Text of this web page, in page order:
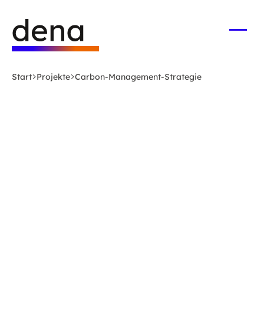
Hauptinhalt
springen
Deutsche
Energie-
Agentur
-
Start Projekte Carbon-Management-Strategie